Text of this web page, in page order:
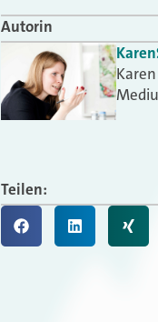
Autorin
Karen
Teilen: